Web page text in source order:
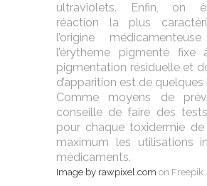
ultraviolets. Enfin, on
réaction la plus
l’origine
l’érythème pigmenté fixe
pigmentation résiduelle et
d’apparition est de quelques
Comme moyens de
conseille de faire des
pour chaque toxidermie de
maximum les utilisations
médicaments.
Image by rawpixel.com on Freepik